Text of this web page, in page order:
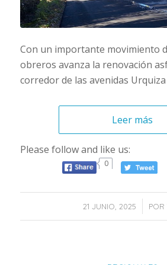
Con un importante movimiento
obreros avanza la renovación
corredor de las avenidas
Leer más
Please follow and like us:
0
21 JUNIO, 2025
/ POR